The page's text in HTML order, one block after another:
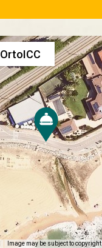
OrtoICC
Image may be subject to copyright